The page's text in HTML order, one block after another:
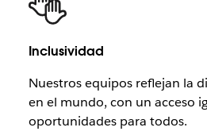
Inclusividad
Nuestros equipos reflejan la
en el mundo, con un acceso
oportunidades para todos.